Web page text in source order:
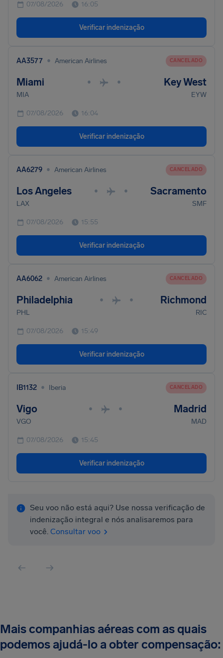
07/08/2026 16:05
Verificar indenização
AA3577 • American Airlines CANCELADO
Miami • • Key West
MIA EYW
07/08/2026 16:04
Verificar indenização
AA6279 • American Airlines CANCELADO
Los Angeles • • Sacramento
LAX SMF
07/08/2026 15:55
Verificar indenização
AA6062 • American Airlines CANCELADO
Philadelphia • • Richmond
PHL RIC
07/08/2026 15:49
Verificar indenização
IB1132 • Iberia CANCELADO
Vigo • • Madrid
VGO MAD
07/08/2026 15:45
Verificar indenização
Seu voo não está aqui? Use nossa verificação de
indenização integral e nós analisaremos para
você. Consultar voo
Mais companhias aéreas com as quais
podemos ajudá-lo a obter compensação: